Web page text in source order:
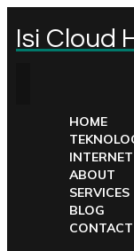
Isi Cloud
HOME
INTERNET
ABOUT
SERVICES
BLOG
CONTACT